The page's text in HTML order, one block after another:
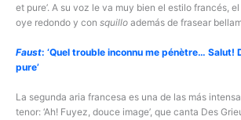
et pure’. A su voz le va muy bien el estilo francés,
oye redondo y con squillo además de frasear
Faust: ‘Quel trouble inconnu me pénètre… Salut!
pure’
La segunda aria francesa es una de las más
tenor: ‘Ah! Fuyez, douce image’, que canta Des